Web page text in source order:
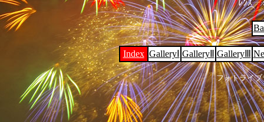
ﾚﾝｽﾞ
Index GalleryⅠ GalleryⅡ GalleryⅢ
フォトライ